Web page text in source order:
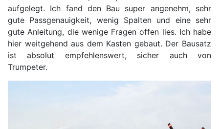
aufgelegt. Ich fand den Bau super angenehm, sehr
gute Passgenauigkeit, wenig Spalten und eine sehr
gute Anleitung, die wenige Fragen offen lies. Ich habe
hier weitgehend aus dem Kasten gebaut. Der Bausatz
ist absolut empfehlenswert, sicher auch von
Trumpeter.